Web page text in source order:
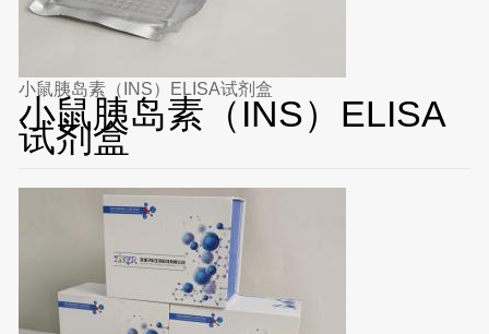
小鼠胰岛素（INS）ELISA试剂盒
小鼠胰岛素（INS）ELISA
试剂盒